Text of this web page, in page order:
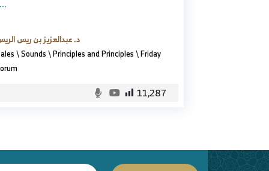
د. عبدالعزيز بن ريس
\Sounds\Principles and Principles\Friday
11,287